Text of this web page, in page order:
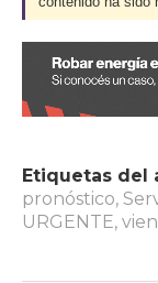
Etiquetas del
pronóstico,
URGENTE,